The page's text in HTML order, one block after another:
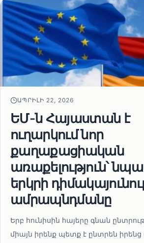
ԱՊՐԻԼԻ 22, 2026
ԵՄ-ն Հայաստան է
ուղարկում նոր
քաղաքացիական
առաքելություն՝
երկրի
ամրապնդմանը
Երբ հունիսին հայերը գնան
միայն իրենք պետք է ընտրեն